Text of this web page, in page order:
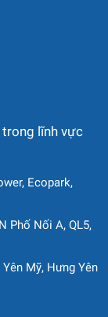
trong lĩnh vực
Ecopark,
Phố Nối A, QL5,
Mỹ, Hưng Yên